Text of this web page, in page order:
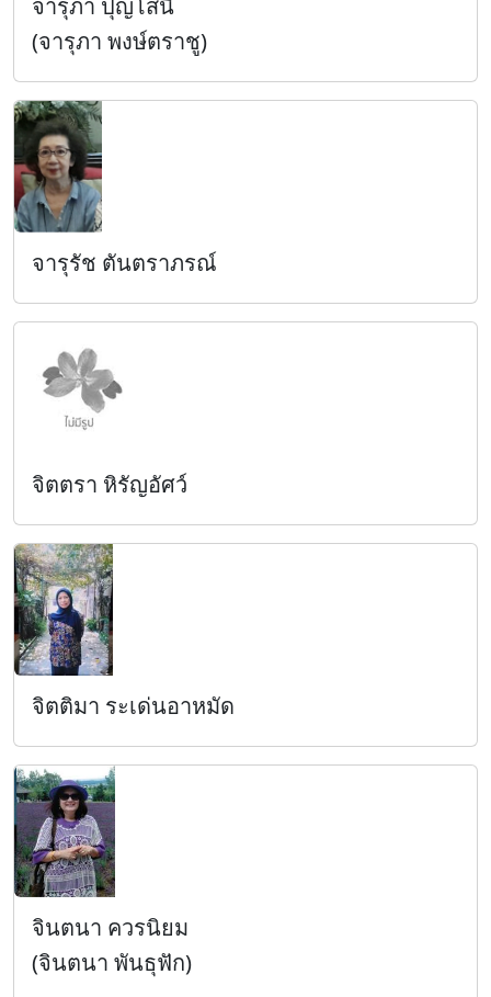
จารุภา ปุญโสนี
(จารุภา พงษ์ตราชู)
จารุรัช ตันตราภรณ์
จิตตรา หิรัญอัศว์
จิตติมา ระเด่นอาหมัด
จินตนา ควรนิยม
(จินตนา พันธุฟัก)